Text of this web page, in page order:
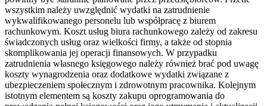
wszystkim należy uwzględnić wydatki na zatrudnienie
wykwalifikowanego personelu lub współpracę z biurem
rachunkowym. Koszt usług biura rachunkowego zależy od zakresu
świadczonych usług oraz wielkości firmy, a także od stopnia
skomplikowania jej operacji finansowych. W przypadku
zatrudnienia własnego księgowego należy również brać pod uwagę
koszty wynagrodzenia oraz dodatkowe wydatki związane z
ubezpieczeniem społecznym i zdrowotnym pracownika. Kolejnym
istotnym elementem są koszty zakupu oprogramowania do